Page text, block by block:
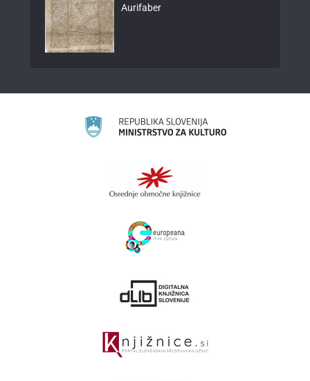
Aurifaber